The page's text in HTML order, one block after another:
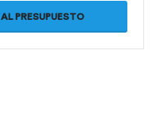
PRESUPUESTO